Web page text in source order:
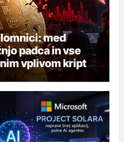
med
padca in vse
vplivom kripto